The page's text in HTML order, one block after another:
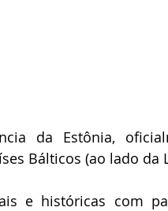
da Estônia,
Bálticos (ao lado da
e históricas com